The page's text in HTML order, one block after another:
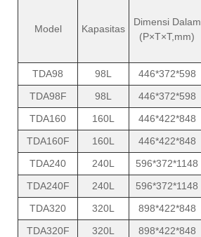
Model Kapasitas
Dimensi Dalam
(P×T×T,mm)
TDA98
98L 446*372*598
TDA98F
98L 446*372*598
TDA160
160L 446*422*848
TDA160F
160L 446*422*848
TDA240
240L 596*372*1148
TDA240F
240L 596*372*1148
TDA320
320L 898*422*848
TDA320F
320L 898*422*848